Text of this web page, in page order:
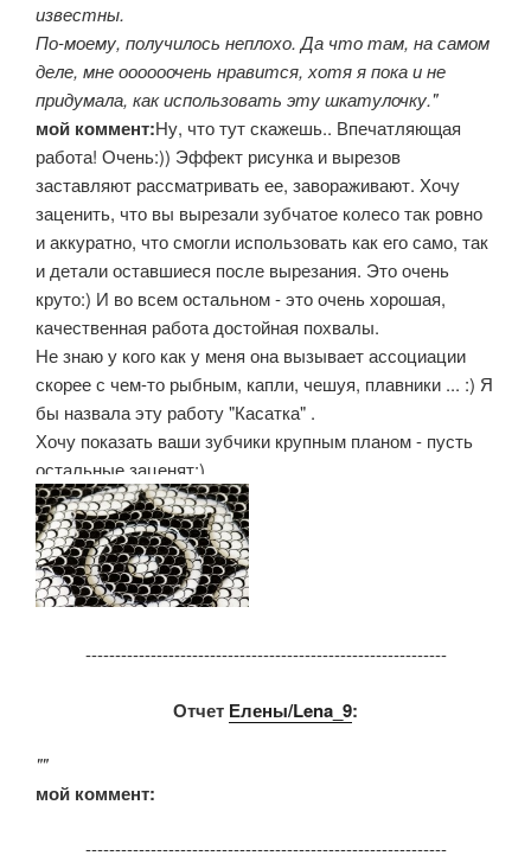
известны.
По-моему, получилось неплохо. Да что там, на самом
деле, мне оооооочень нравится, хотя я пока и не
придумала, как использовать эту шкатулочку."
мой коммент:Ну, что тут скажешь.. Впечатляющая
работа! Очень:)) Эффект рисунка и вырезов
заставляют рассматривать ее, завораживают. Хочу
заценить, что вы вырезали зубчатое колесо так ровно
и аккуратно, что смогли использовать как его само, так
и детали оставшиеся после вырезания. Это очень
круто:) И во всем остальном - это очень хорошая,
качественная работа достойная похвалы.
Не знаю у кого как у меня она вызывает ассоциации
скорее с чем-то рыбным, капли, чешуя, плавники ... :) Я
бы назвала эту работу "Касатка" .
Хочу показать ваши зубчики крупным планом - пусть
остальные заценят:)
-------------------------------------------------------------
Отчет Елены/Lena_9:
""
мой коммент:
-------------------------------------------------------------